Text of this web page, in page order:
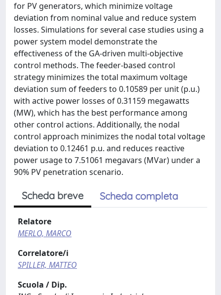
for PV generators, which minimize voltage
deviation from nominal value and reduce system
losses. Simulations for several case studies using a
power system model demonstrate the
effectiveness of the GA-driven multi-objective
control methods. The feeder-based control
strategy minimizes the total maximum voltage
deviation sum of feeders to 0.10589 per unit (p.u.)
with active power losses of 0.31159 megawatts
(MW), which has the best performance among
other control actions. Additionally, the nodal
control approach minimizes the nodal total voltage
deviation to 0.12461 p.u. and reduces reactive
power usage to 7.51061 megavars (MVar) under a
90% PV penetration scenario.
Scheda breve Scheda completa
Relatore
MERLO, MARCO
Correlatore/i
SPILLER, MATTEO
Scuola / Dip.